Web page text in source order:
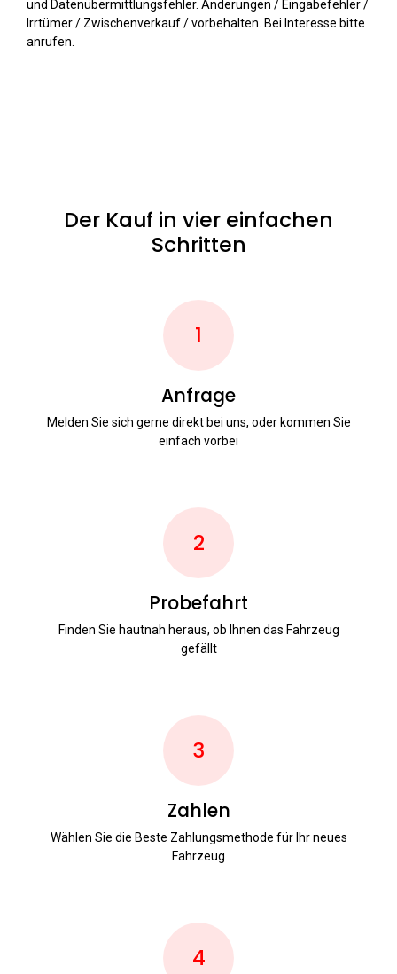
und Datenübermittlungsfehler. Änderungen / Eingabefehler /
Irrtümer / Zwischenverkauf / vorbehalten. Bei Interesse bitte
anrufen.
Der Kauf in vier einfachen
Schritten
1
Anfrage
Melden Sie sich gerne direkt bei uns, oder kommen Sie
einfach vorbei
2
Probefahrt
Finden Sie hautnah heraus, ob Ihnen das Fahrzeug
gefällt
3
Zahlen
Wählen Sie die Beste Zahlungsmethode für Ihr neues
Fahrzeug
4